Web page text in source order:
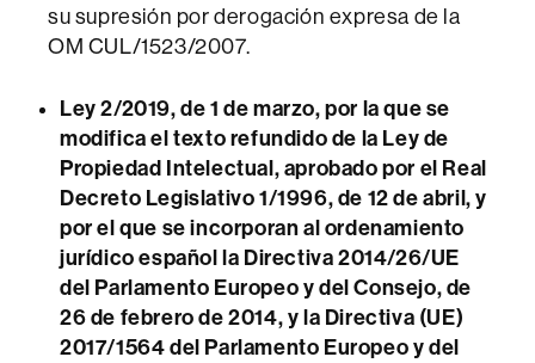
su supresión por derogación expresa de la
OM CUL/1523/2007.
Ley 2/2019, de 1 de marzo, por la que se
modifica el texto refundido de la Ley de
Propiedad Intelectual, aprobado por el Real
Decreto Legislativo 1/1996, de 12 de abril, y
por el que se incorporan al ordenamiento
jurídico español la Directiva 2014/26/UE
del Parlamento Europeo y del Consejo, de
26 de febrero de 2014, y la Directiva (UE)
2017/1564 del Parlamento Europeo y del